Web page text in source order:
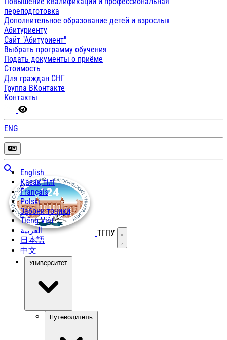
переподготовка
Дополнительное образование детей и взрослых
Абитуриенту
Сайт "Абитуриент"
Выбрать программу обучения
Подать документы о приёме
Стоимость
Для граждан СНГ
Группа ВКонтакте
Контакты
ENG
English
Қазақ тілі
Français
Polski
Забони тоҷикӣ
Tiếng Việt
العربية
日本語
中文
ТГПУ Открыть меню
Университет
Путеводитель